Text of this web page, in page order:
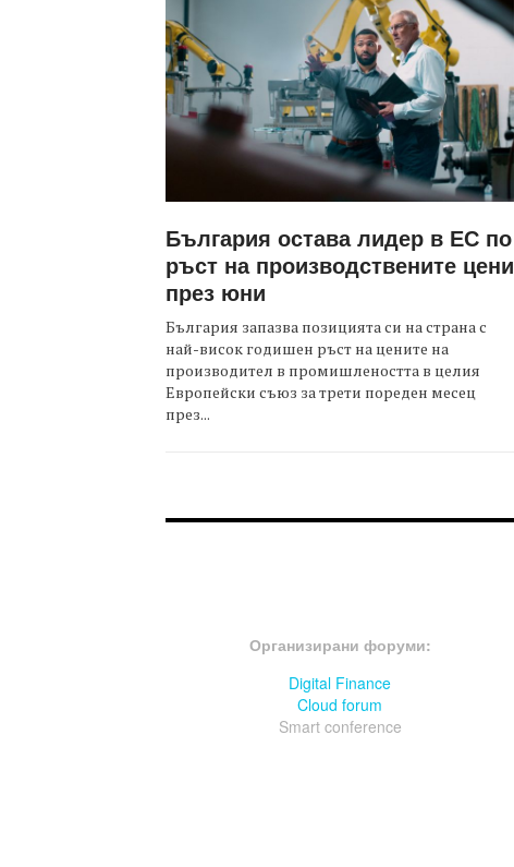
България остава лидер в ЕС по
ръст на производствените цени
през юни
България запазва позицията си на страна с
най-висок годишен ръст на цените на
производител в промишлеността в целия
Европейски съюз за трети пореден месец
през...
Организирани форуми:
Digital Finance
Cloud forum
Smart conference